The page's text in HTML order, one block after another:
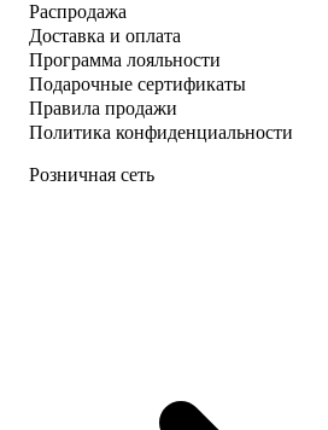
Распродажа
Доставка и оплата
Программа лояльности
Подарочные сертификаты
Правила продажи
Политика конфиденциальности
Розничная сеть